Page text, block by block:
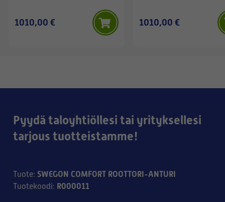
1010,00 € 1010,00 €
Pyydä taloyhtiöllesi tai yrityksellesi
tarjous tuotteistamme!
Tuote: SWEGON COMFORT ROOTTORI-ANTURI
Tuotekoodi: R000011